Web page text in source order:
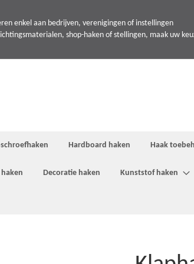
enkel aan bedrijven, verenigingen of instellingen
shop-haken of stellingen, maak uw
Hardboard haken Haak
Decoratie haken Kunststof haken